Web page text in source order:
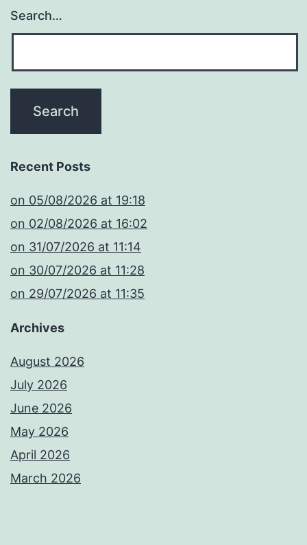
Search…
Recent Posts
​on 05/08/2026 at 19:18
​on 02/08/2026 at 16:02
​on 31/07/2026 at 11:14
​on 30/07/2026 at 11:28
​on 29/07/2026 at 11:35
Archives
August 2026
July 2026
June 2026
May 2026
April 2026
March 2026